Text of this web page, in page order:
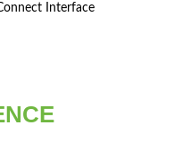
Interface